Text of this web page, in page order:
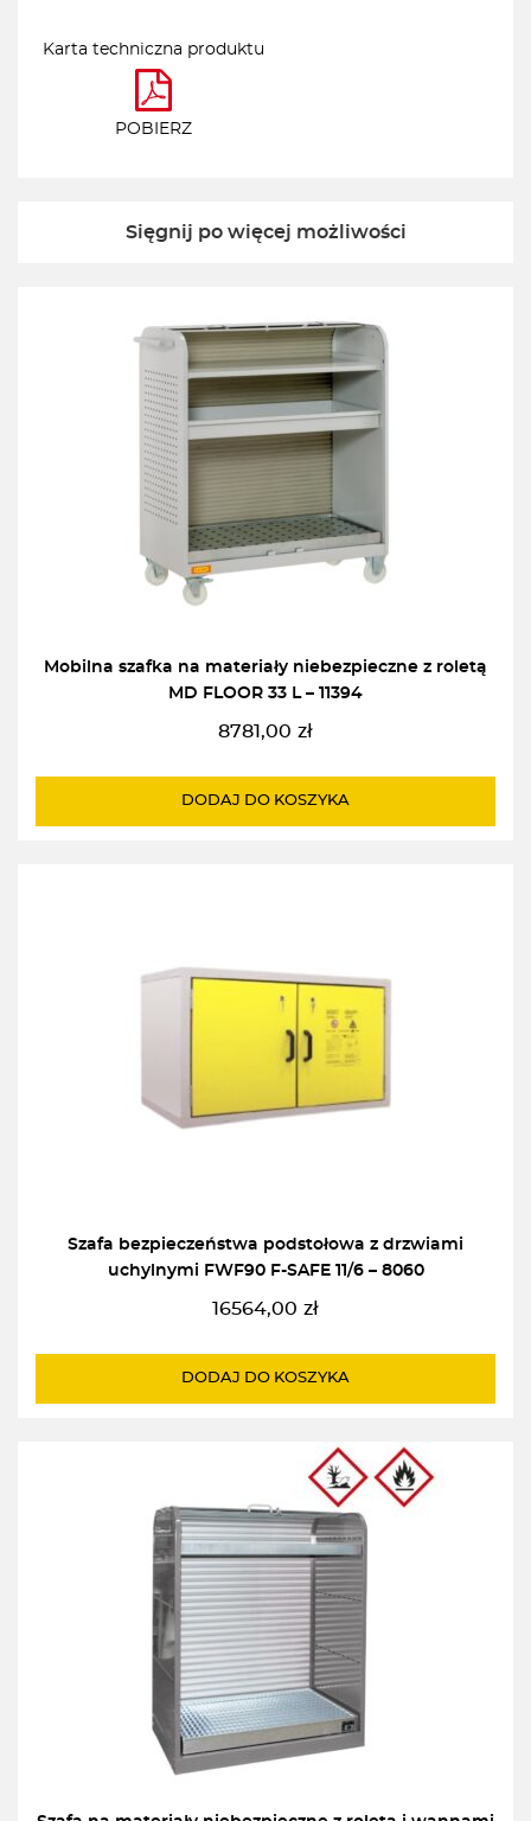
Karta techniczna produktu
POBIERZ
Sięgnij po więcej możliwości
Mobilna szafka na materiały niebezpieczne z roletą
MD FLOOR 33 L – 11394
8781,00 zł
DODAJ DO KOSZYKA
Szafa bezpieczeństwa podstołowa z drzwiami
uchylnymi FWF90 F-SAFE 11/6 – 8060
16564,00 zł
DODAJ DO KOSZYKA